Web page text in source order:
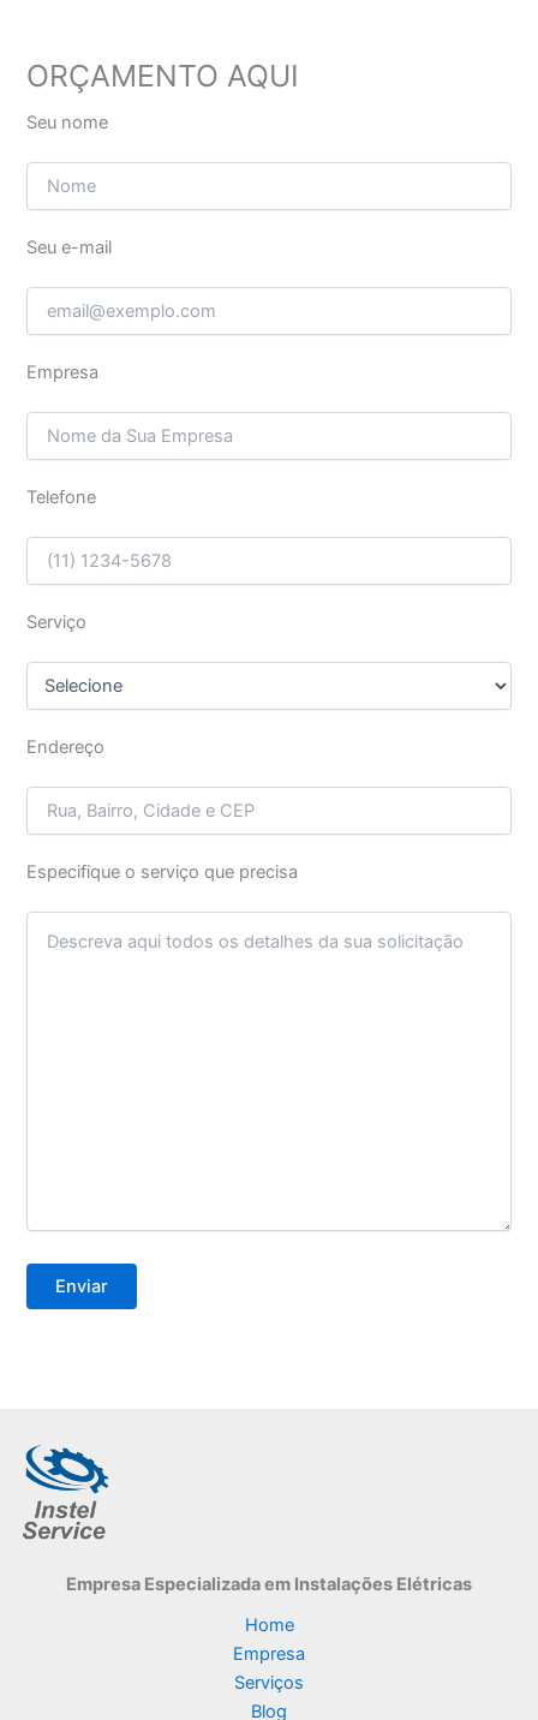
ORÇAMENTO AQUI
Seu nome
Seu e-mail
Empresa
Telefone
Serviço
Endereço
Especifique o serviço que precisa
Empresa Especializadaem Instalações Elétricas
Home
Empresa
Serviços
Blog